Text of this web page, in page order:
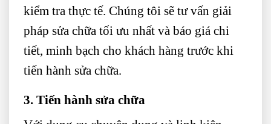
kiểm tra thực tế. Chúng tôi sẽ tư vấn giải
pháp sửa chữa tối ưu nhất và báo giá chi
tiết, minh bạch cho khách hàng trước khi
tiến hành sửa chữa.
3. Tiến hành sửa chữa